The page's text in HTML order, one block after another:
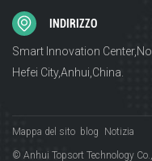
INDIRIZZO
Smart Innovation
Hefei City,Anhui,China.
Mappa del sito blog Notizia
© Anhui Topsort Technology